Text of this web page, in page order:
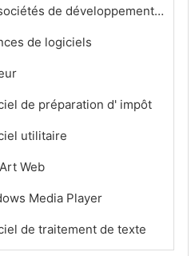
Les sociétés de développement de logiciels
de logiciels
de préparation d' impôt
utilitaire
Web
Media Player
de traitement de texte